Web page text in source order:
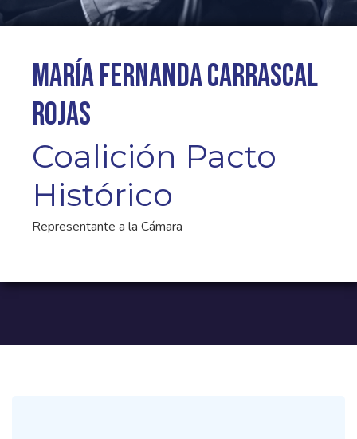
María Fernanda Carrascal
Rojas
Coalición Pacto
Histórico
Representante a la Cámara